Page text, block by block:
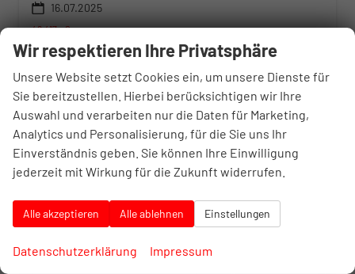
16.07.2025
35.042,– €
incl. 20% MwSt.
46.417,– €
Details
Verbrauch kombiniert:5,10 l/100km
CO -Klasse: D
CO2-Emissionen:116,00 g/km
Wir respektieren Ihre Privatsphäre
Unsere Website setzt Cookies ein, um unsere Dienste für
Sie bereitzustellen. Hierbei berücksichtigen wir Ihre
Auswahl und verarbeiten nur die Daten für Marketing,
Analytics und Personalisierung, für die Sie uns Ihr
Einverständnis geben. Sie können Ihre Einwilligung
jederzeit mit Wirkung für die Zukunft widerrufen.
Alle akzeptieren Alle ablehnen Einstellungen
Datenschutzerklärung Impressum